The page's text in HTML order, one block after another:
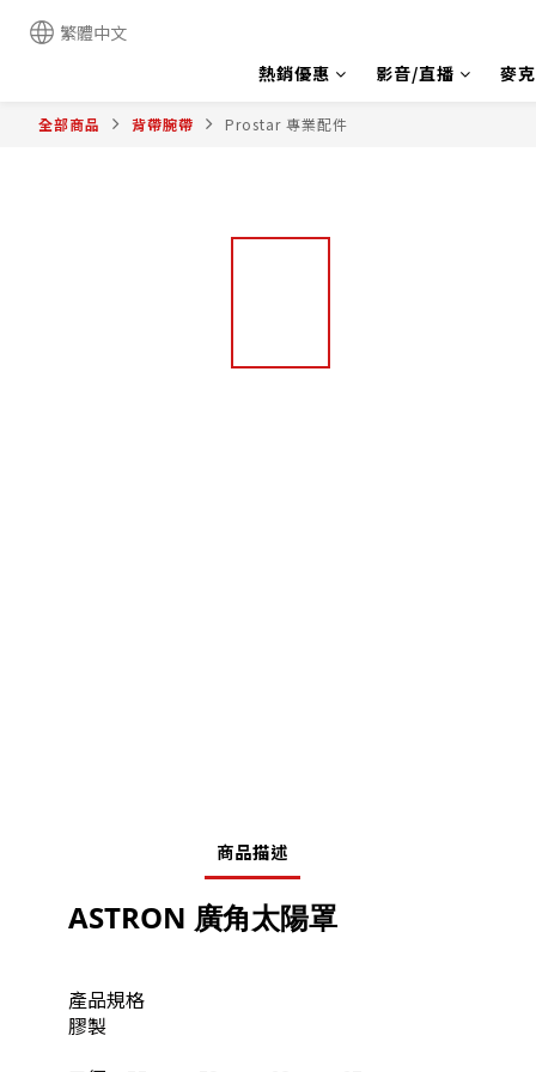
繁體中文
熱銷優惠
影音/直播 麥
全部商品 背帶腕帶 Prostar 專業配件
商品描述
ASTRON 廣角太陽罩
產品規格
膠製